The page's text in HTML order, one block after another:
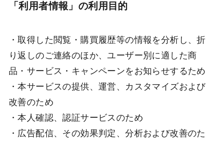
「利用者情報」の利用目的
・取得した閲覧・購買履歴等の情報を分析し、折
り返しのご連絡のほか、ユーザー別に適した商
品・サービス・キャンペーンをお知らせするため
・本サービスの提供、運営、カスタマイズおよび
改善のため
・本人確認、認証サービスのため
・広告配信、その効果判定、分析および改善のた